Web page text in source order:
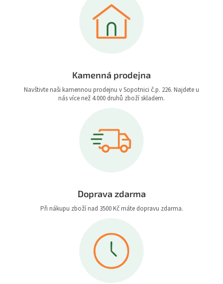
Kamenná prodejna
Navštivte naši kamennou prodejnu v Sopotnici č.p. 226. Najdete u
nás více než 4.000 druhů zboží skladem.
Doprava zdarma
Při nákupu zboží nad 3500 Kč máte dopravu zdarma.